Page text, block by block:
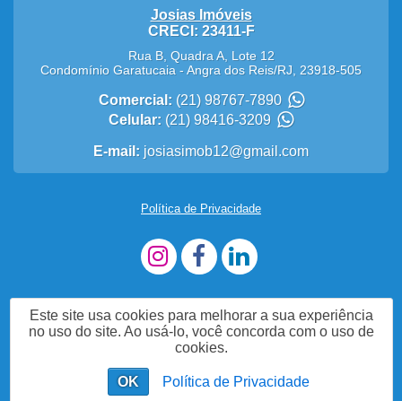
Josias Imóveis
CRECI: 23411-F
Rua B, Quadra A, Lote 12
Condomínio Garatucaia -Angra dos Reis/RJ 23918-505
Comercial: (21) 98767-7890
Celular: (21) 98416-3209
E-mail: josiasimob12@gmail.com
Política de Privacidade
Este site usa cookies para melhorar a sua experiência
no uso do site. Ao usá-lo, você concorda com o uso de
cookies.
OK Política de Privacidade